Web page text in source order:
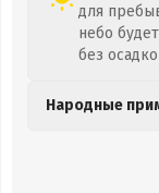
для
небо
без
Народные